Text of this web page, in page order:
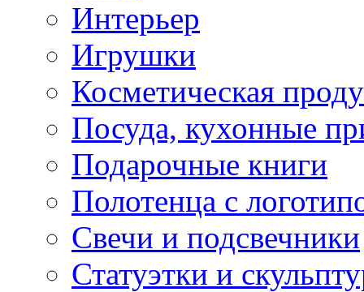
Интерьер
Игрушки
Косметическая
Посуда, кухонные
Подарочные книги
Полотенца с
Свечи и подсвечники
Статуэтки и